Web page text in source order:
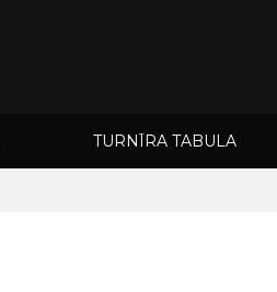
TURNĪRA TABULA